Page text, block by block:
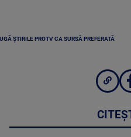
ȘTIRILE PROTV CA SURSĂ PREFERATĂ